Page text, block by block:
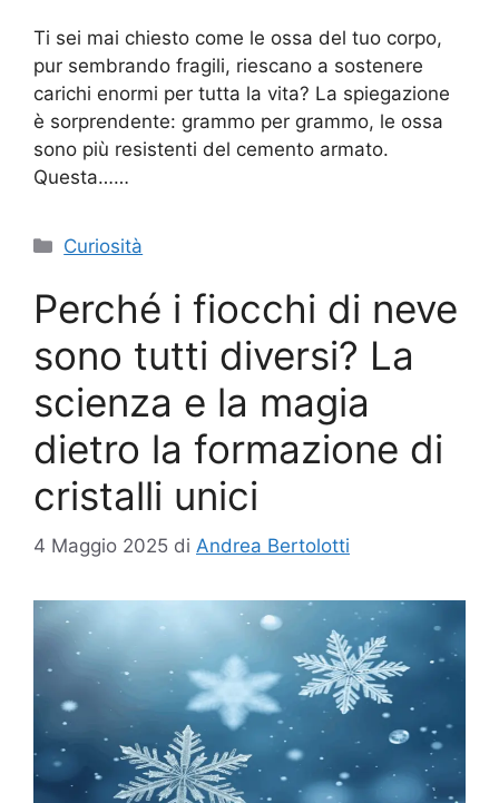
Ti sei mai chiesto come le ossa del tuo corpo,
pur sembrando fragili, riescano a sostenere
carichi enormi per tutta la vita? La spiegazione
è sorprendente: grammo per grammo, le ossa
sono più resistenti del cemento armato.
Questa……
Categorie
Curiosità
Perché i fiocchi di neve
sono tutti diversi? La
scienza e la magia
dietro la formazione di
cristalli unici
4 Maggio 2025 di Andrea Bertolotti